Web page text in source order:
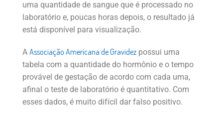
uma quantidade de sangue que é processado no
laboratório e, poucas horas depois, o resultado já
está disponível para visualização.
A Associação Americana de Gravidez possui uma
tabela com a quantidade do hormônio e o tempo
provável de gestação de acordo com cada uma,
afinal o teste de laboratório é quantitativo. Com
esses dados, é muito difícil dar falso positivo.